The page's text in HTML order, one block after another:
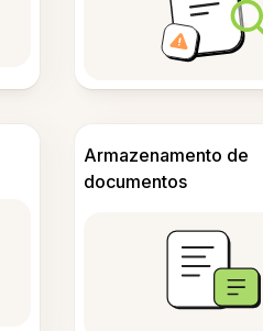
Armazenamento de
documentos